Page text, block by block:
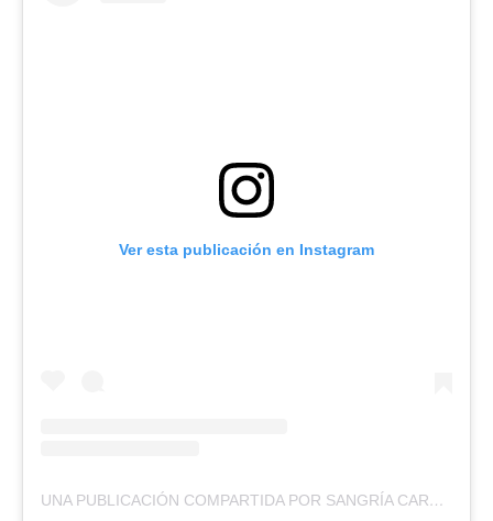
Ver esta publicación en Instagram
UNA PUBLICACIÓN COMPARTIDA POR SANGRÍA CAROREÑA. (@CARORENAVE)